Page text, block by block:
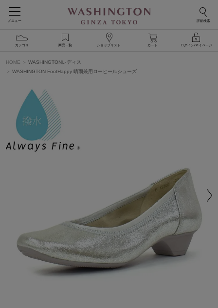
メニュー 詳細検索
カテゴリ 商品一覧 ショップリスト カート ログイン/マイページ
HOME
WASHINGTONレディス
WASHINGTON FootHappy 晴雨兼用ローヒールシューズ